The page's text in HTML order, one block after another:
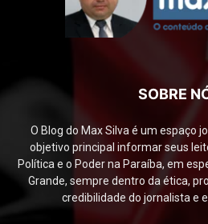
SOBRE
O Blog do Max Silva é um espaço
objetivo principal informar seus
Política e o Poder na Paraíba, em
Grande, sempre dentro da ética,
credibilidade do jornalista e